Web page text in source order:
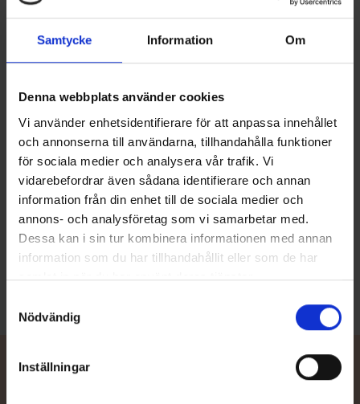
Samtycke Information Om
Denna webbplats använder cookies
Vi använder enhetsidentifierare för att anpassa innehållet
och annonserna till användarna, tillhandahålla funktioner
för sociala medier och analysera vår trafik. Vi
vidarebefordrar även sådana identifierare och annan
information från din enhet till de sociala medier och
annons- och analysföretag som vi samarbetar med.
Dessa kan i sin tur kombinera informationen med annan
information som du har tillhandahållit eller som de har
samlat in när du har använt deras tjänster.
Nödvändig
Inställningar
Terhi 450 Sloep
PRIS FRÅN 69900 KR
Terhi 450 Sloep är valet för dig som vill tillbringa sommardagarna
med att kryssa längs kanaler i lugn och ro, eller njuta av sol och
bekvämligheterna ombord mer än självaste resmålet. Denna
stabila och rymliga öppna båt erbjuder funktionella detaljer och
fullständig komfort för båtfolk i alla åldrar.
Läs mer